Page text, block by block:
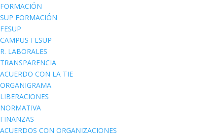
FORMACIÓN
SUP FORMACIÓN
FESUP
CAMPUS FESUP
R. LABORALES
TRANSPARENCIA
ACUERDO CON LA TIE
ORGANIGRAMA
LIBERACIONES
NORMATIVA
FINANZAS
ACUERDOS CON ORGANIZACIONES